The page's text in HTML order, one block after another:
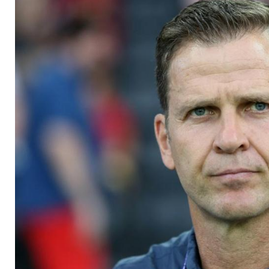
langfristiger